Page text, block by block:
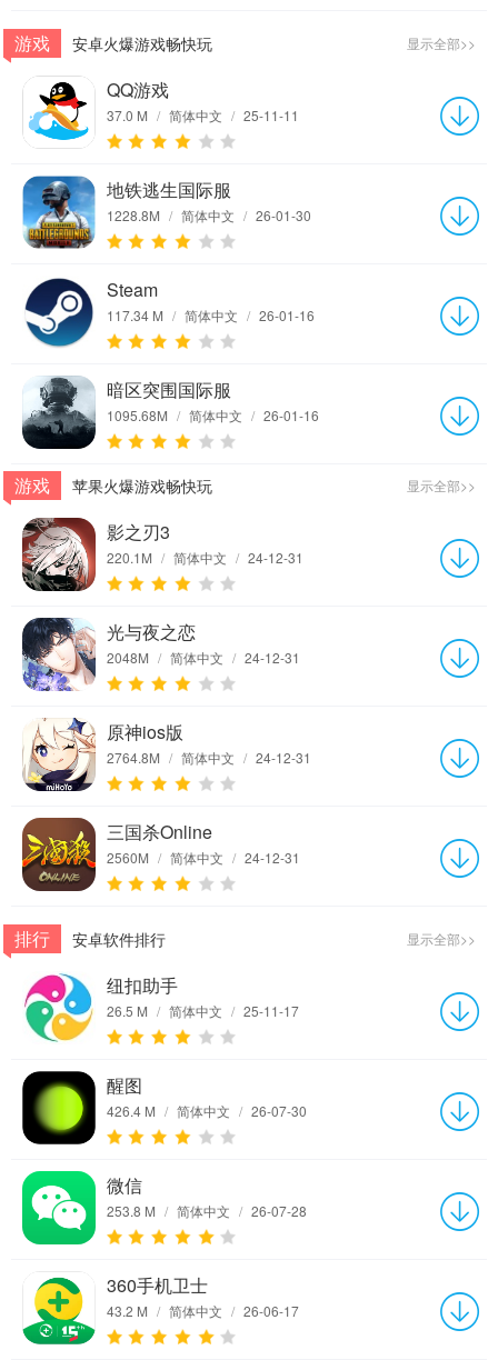
显示全部>>
游戏 安卓火爆游戏畅快玩
QQ游戏
37.0 M / 简体中文 / 25-11-11
地铁逃生国际服
1228.8M / 简体中文 / 26-01-30
Steam
117.34 M / 简体中文 / 26-01-16
暗区突围国际服
1095.68M / 简体中文 / 26-01-16
显示全部>>
游戏 苹果火爆游戏畅快玩
影之刃3
220.1M / 简体中文 / 24-12-31
光与夜之恋
2048M / 简体中文 / 24-12-31
原神ios版
2764.8M / 简体中文 / 24-12-31
三国杀Online
2560M / 简体中文 / 24-12-31
显示全部>>
排行 安卓软件排行
纽扣助手
26.5 M / 简体中文 / 25-11-17
醒图
426.4 M / 简体中文 / 26-07-30
微信
253.8 M / 简体中文 / 26-07-28
360手机卫士
43.2 M / 简体中文 / 26-06-17